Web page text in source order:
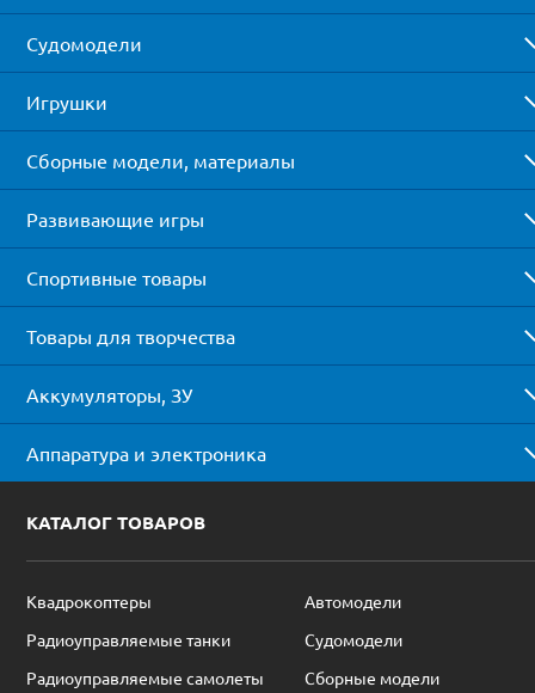
Судомодели
Игрушки
Сборные модели, материалы
Развивающие игры
Спортивные товары
Товары для творчества
Аккумуляторы, ЗУ
Аппаратура и электроника
КАТАЛОГ ТОВАРОВ
Квадрокоптеры
Автомодели
Радиоуправляемые танки
Судомодели
Радиоуправляемые самолеты
Сборные модели